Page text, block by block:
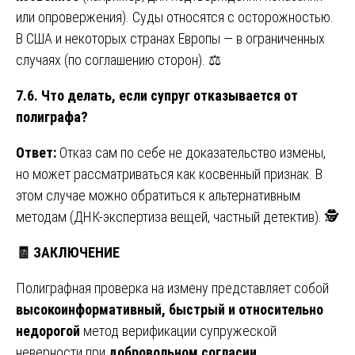
или опровержения). Суды относятся с осторожностью.
В США и некоторых странах Европы — в ограниченных
случаях (по соглашению сторон). ⚖️
7.6. Что делать, если супруг отказывается от
полиграфа?
Ответ: Отказ сам по себе не доказательство измены,
но может рассматриваться как косвенный признак. В
этом случае можно обратиться к альтернативным
методам (ДНК-экспертиза вещей, частный детектив). 🕵️
🧾 ЗАКЛЮЧЕНИЕ
Полиграфная проверка на измену представляет собой
высокоинформативный, быстрый и относительно
недорогой метод верификации супружеской